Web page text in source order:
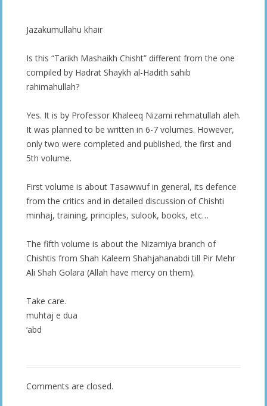
Jazakumullahu khair
Is this “Tarikh Mashaikh Chisht” different from the one
compiled by Hadrat Shaykh al-Hadith sahib
rahimahullah?
Yes. It is by Professor Khaleeq Nizami rehmatullah aleh.
It was planned to be written in 6-7 volumes. However,
only two were completed and published, the first and
5th volume.
First volume is about Tasawwuf in general, its defence
from the critics and in detailed discussion of Chishti
minhaj, training, principles, sulook, books, etc…
The fifth volume is about the Nizamiya branch of
Chishtis from Shah Kaleem Shahjahanabdi till Pir Mehr
Ali Shah Golara (Allah have mercy on them).
Take care.
muhtaj e dua
‘abd
Comments are closed.